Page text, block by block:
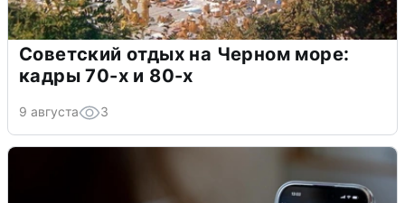
Советский отдых на Черном море:
кадры 70-х и 80-х
9 августа 3